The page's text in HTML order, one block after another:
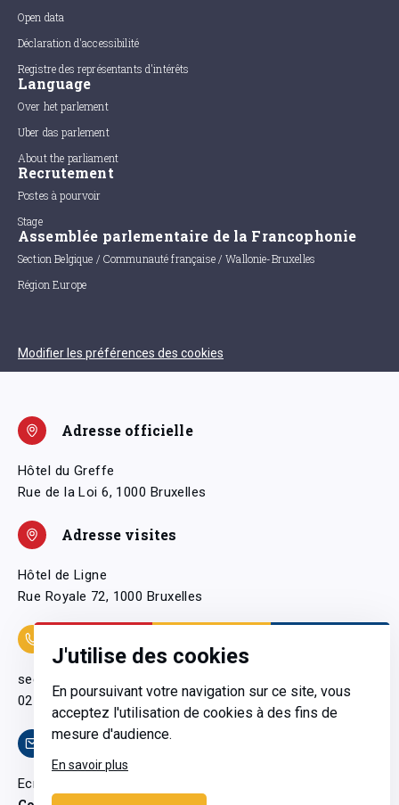
J'utilise des cookies
En poursuivant votre navigation sur ce site, vous
acceptez l'utilisation de cookies à des fins de
mesure d'audience.
En savoir plus
Open data
Déclaration d'accessibilité
Registre des représentants d'intérêts
Language
Over het parlement
Uber das parlement
About the parliament
Recrutement
Postes à pourvoir
Stage
Assemblée parlementaire de la Francophonie
Section Belgique / Communauté française / Wallonie-Bruxelles
Région Europe
Modifier les préférences des cookies
Adresse officielle
Hôtel du Greffe
Rue de la Loi 6, 1000 Bruxelles
Adresse visites
Hôtel de Ligne
Rue Royale 72, 1000 Bruxelles
secretariatgeneral@pfwb.be
02 506 38 11
Contact
Ecrivez-nous